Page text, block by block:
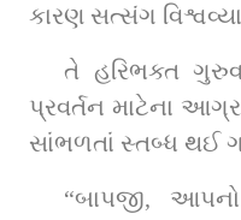
કારણ સત્સંગ
તે હરિભક્ત
પ્રવર્તન માટેના
સાંભળતાં સ્તબ્ધ થઈ
“બાપજી,